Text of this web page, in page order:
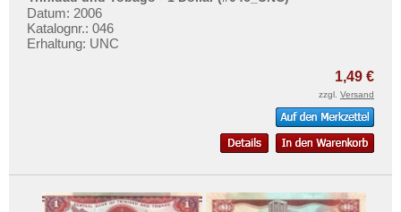
Datum: 2006
Katalognr.: 046
Erhaltung: UNC
1,49 €
zzgl. Versand